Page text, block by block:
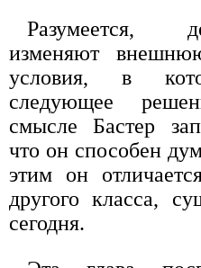
Разумеется,
изменяют
условия, в
следующее
смысле Бастер
что он способен
этим он
другого класса,
сегодня.